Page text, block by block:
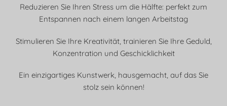
Reduzieren Sie Ihren Stress um die Hälfte: perfekt zum
Entspannen nach einem langen Arbeitstag
Stimulieren Sie Ihre Kreativität, trainieren Sie Ihre Geduld,
Konzentration und Geschicklichkeit
Ein einzigartiges Kunstwerk, hausgemacht, auf das Sie
stolz sein können!